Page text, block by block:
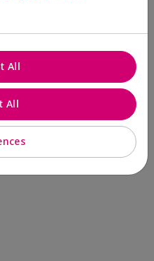
a un amigo
útil esta
All
All